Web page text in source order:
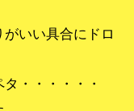
いい具合にドロ
・・・・・・